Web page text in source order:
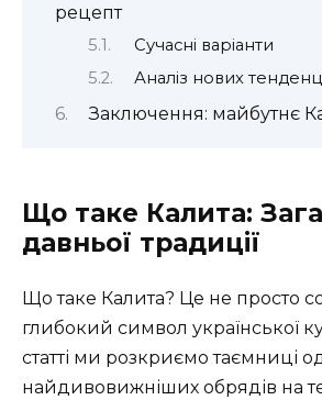
рецепт
Сучасні варіанти
Аналіз нових
Заключення: майбутнє
Що таке Калита:
давньої традиції
Що таке Калита? Це не просто
глибокий символ української
статті ми розкриємо таємниці
найдивовижніших обрядів на